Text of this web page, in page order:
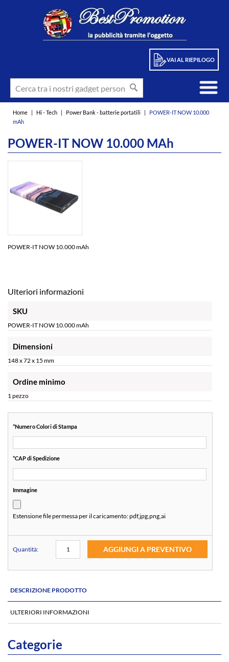
VAI AL RIEPILOGO
Home | Hi - Tech | Power Bank - batterie portatili |
POWER-IT NOW 10.000
mAh
POWER-IT NOW 10.000 MAh
POWER-IT NOW 10.000 mAh
Ulteriori informazioni
SKU
POWER-IT NOW 10.000 mAh
Dimensioni
148 x 72 x 15 mm
Ordine minimo
1 pezzo
*Numero Colori di Stampa
*CAP di Spedizione
Immagine
Estensione file permessa per il caricamento:pdf,jpg,png,ai
Quantità: AGGIUNGI A PREVENTIVO
DESCRIZIONE PRODOTTO
ULTERIORI INFORMAZIONI
Categorie